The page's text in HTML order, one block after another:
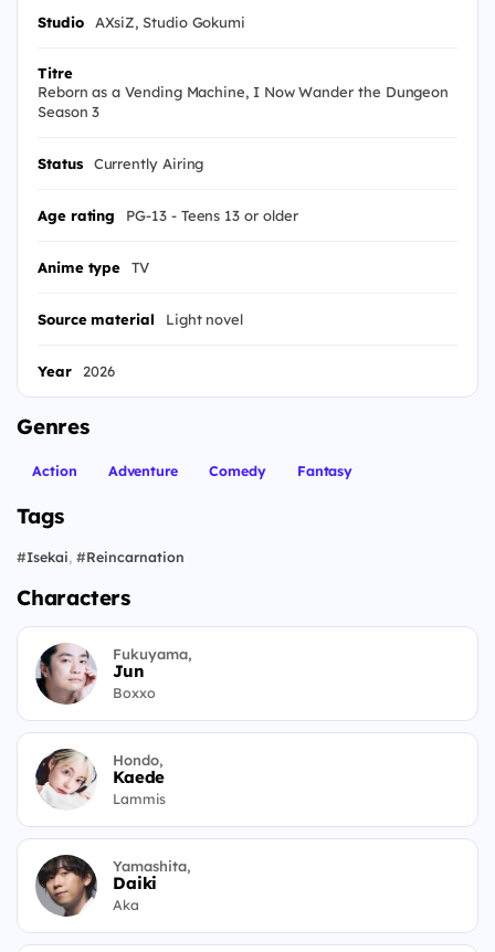
Studio AXsiZ, Studio Gokumi
Titre
Reborn as a Vending Machine, I Now Wander the Dungeon
Season 3
Status Currently Airing
Age rating PG-13 - Teens 13 or older
Anime type TV
Source material Light novel
Year 2026
Genres
Action Adventure Comedy Fantasy
Tags
#Isekai, #Reincarnation
Characters
Fukuyama,
Jun
Boxxo
Hondo,
Kaede
Lammis
Yamashita,
Daiki
Aka